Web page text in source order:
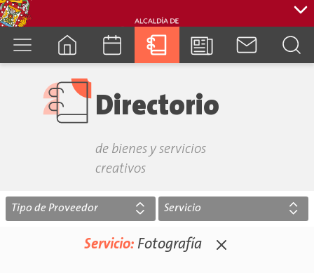
Directorio
de bienes y servicios
creativos
Servicio: Fotografía
Tipo de Proveedor Servicio